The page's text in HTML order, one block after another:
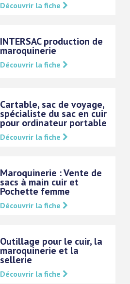
Découvrir la fiche
INTERSAC production de
maroquinerie
Découvrir la fiche
Cartable, sac de voyage,
spécialiste du sac en cuir
pour ordinateur portable
Découvrir la fiche
Maroquinerie : Vente de
sacs à main cuir et
Pochette femme
Découvrir la fiche
Outillage pour le cuir, la
maroquinerie et la
sellerie
Découvrir la fiche